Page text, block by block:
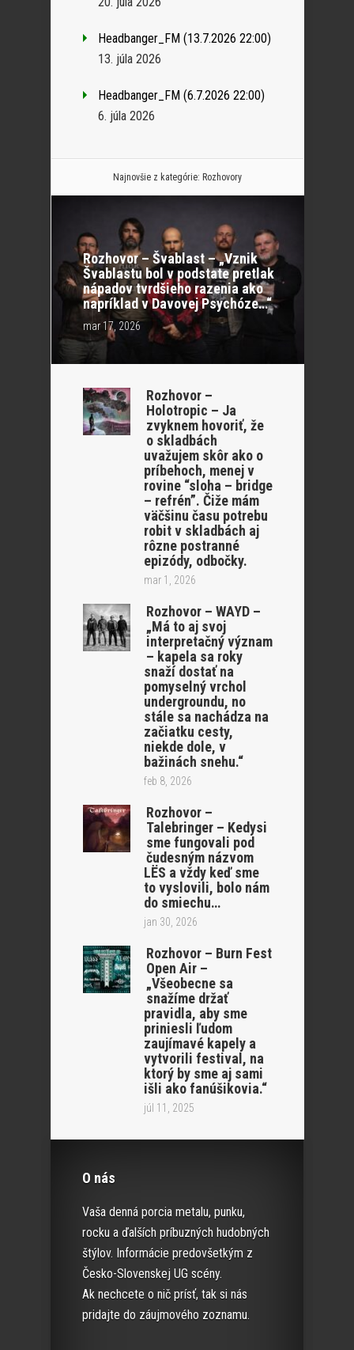
Headbanger_FM (13.7.2026 22:00)
13. júla 2026
Headbanger_FM (6.7.2026 22:00)
6. júla 2026
Najnovšie z kategórie: Rozhovory
Rozhovor – Švablast – „Vznik
Švablastu bol v podstate pretlak
nápadov tvrdšieho razenia ako
napríklad v Davovej Psychóze…“
mar 17, 2026
Rozhovor –
Holotropic – Ja
zvyknem hovoriť, že
o skladbách
uvažujem skôr ako o
príbehoch, menej v
rovine “sloha – bridge
– refrén”. Čiže mám
väčšinu času potrebu
robit v skladbách aj
rôzne postranné
epizódy, odbočky.
mar 1, 2026
Rozhovor – WAYD –
„Má to aj svoj
interpretačný význam
– kapela sa roky
snaží dostať na
pomyselný vrchol
undergroundu, no
stále sa nachádza na
začiatku cesty,
niekde dole, v
bažinách snehu.“
feb 8, 2026
Rozhovor –
Talebringer – Kedysi
sme fungovali pod
čudesným názvom
LËS a vždy keď sme
to vyslovili, bolo nám
do smiechu…
jan 30, 2026
Rozhovor – Burn Fest
Open Air –
„Všeobecne sa
snažíme držať
pravidla, aby sme
priniesli ľudom
zaujímavé kapely a
vytvorili festival, na
ktorý by sme aj sami
išli ako fanúšikovia.“
júl 11, 2025
O nás
Vaša denná porcia metalu, punku,
rocku a ďalších príbuzných hudobných
štýlov. Informácie predovšetkým z
Česko-Slovenskej UG scény.
Ak nechcete o nič prísť, tak si nás
pridajte do záujmového zoznamu.